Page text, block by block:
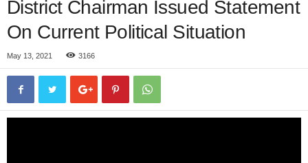
District Chairman Issued Statement
On Current Political Situation
May 13, 2021 3166